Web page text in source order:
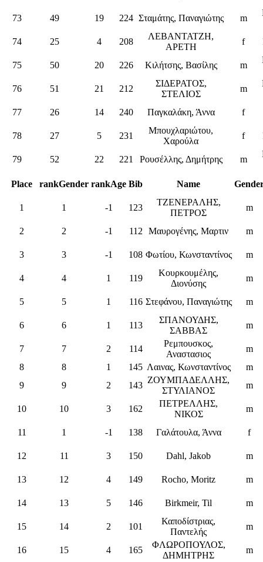
73 49 19 224 Σταμάτης, Παναγιώτης m
74 25 4 208
ΛΕΒΑΝΤΑΤΖΗ,
ΑΡΕΤΗ
f
75 50 20 226 Κιλήτσης, Βασίλης m
76 51 21 212
ΣΙΔΕΡΑΤΟΣ,
ΣΤΕΛΙΟΣ
m
77 26 14 240 Παγκαλάκη, Άννα f
78 27 5 231
Μπουχλαριώτου,
Χαρούλα
f
79 52 22 221 Ρουσέλλης, Δημήτρης m
Place rankGender rankAge Bib Name
1 1 -1 123
ΤΖΕΝΕΡΑΛΗΣ,
ΠΕΤΡΟΣ
m
2 2 -1 112 Μαυρογένης, Μαρτιν m
3 3 -1 108 Φωτίου, Κωνσταντίνος m
4 4 1 119
Κουρκουμέλης,
Διονύσης
m
5 5 1 116 Στεφάνου, Παναγιώτης m
6 6 1 113
ΣΠΑΝΟΥΔΗΣ,
ΣΑΒΒΑΣ
m
7 7 2 114
Ρεμπουσκος,
Αναστασιος
m
8
8 1 145 Λαινας, Κωνσταντίνος
m
9
9 2 143
ΖΟΥΜΠΑΔΕΛΛΗΣ,
ΣΤΥΛΙΑΝΟΣ
m
10 10 3 162
ΠΕΤΡΕΛΛΗΣ,
ΝΙΚΟΣ
m
11 1 -1 138 Γαλάτουλα, Άννα f
12 11 3 150 Dahl, Jakob m
13 12 4 149 Rocho, Moritz m
14 13 5 146 Birkmeir, Til m
15 14 2 101
Καποδίστριας,
Παντελής
m
16 15 4 165
ΦΛΩΡΟΠΟΥΛΟΣ,
ΔΗΜΗΤΡΗΣ
m